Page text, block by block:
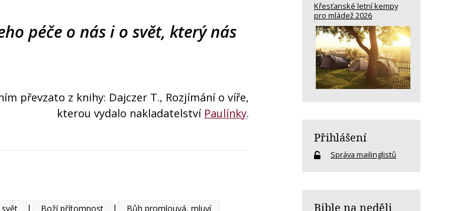
péče o nás i o svět, který nás
převzato z knihy: Dajczer T., Rozjímání o víře,
kterou vydalo nakladatelství Paulínky.
svět | Boží přítomnost | Bůh promlouvá, mluví
Křesťanské letní kempy
pro mládež 2026
Přihlášení
Správa mailinglistů
Bible na neděli